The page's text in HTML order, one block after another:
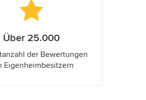
Über 25.000
der Bewertungen
Eigenheimbesitzern